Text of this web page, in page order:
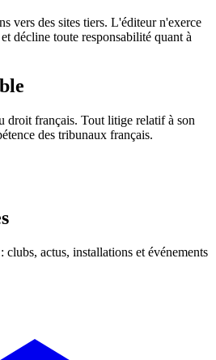
vers des sites tiers. L'éditeur n'exerce
décline toute responsabilité quant à
droit français. Tout litige relatif à son
des tribunaux français.
: clubs, actus, installations et événements